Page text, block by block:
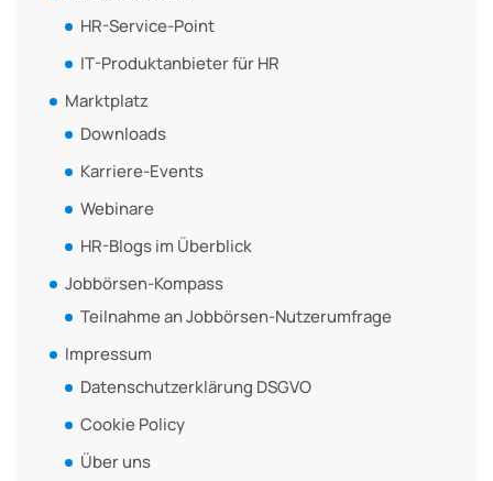
HR-Service-Point
IT-Produktanbieter für HR
Marktplatz
Downloads
Karriere-Events
Webinare
HR-Blogs im Überblick
Jobbörsen-Kompass
Teilnahme an Jobbörsen-Nutzerumfrage
Impressum
Datenschutzerklärung DSGVO
Cookie Policy
Über uns